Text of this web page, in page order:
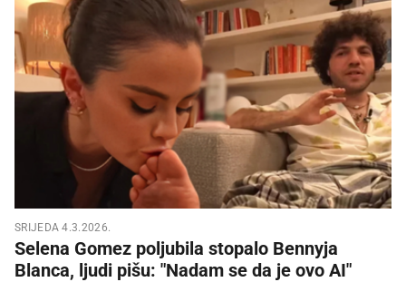
SRIJEDA 4.3.2026.
Selena Gomez poljubila stopalo Bennyja
Blanca, ljudi pišu: "Nadam se da je ovo AI"